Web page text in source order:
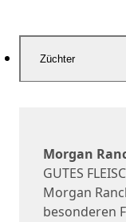
Züchter
Morgan
GUTES
Morgan
besonderen